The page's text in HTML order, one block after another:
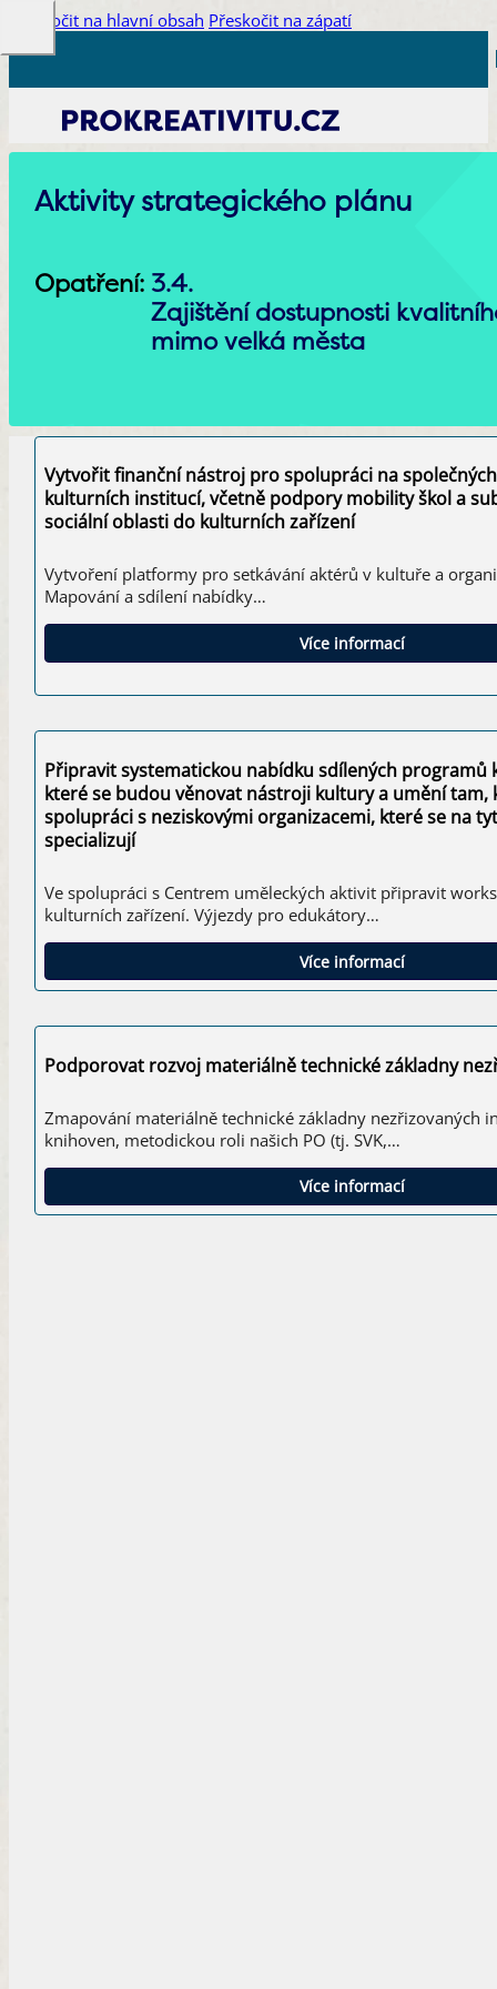
Přeskočit na hlavní obsah Přeskočit na zápatí
Aktivity strategického plánu
Opatření: 3.4.
Zajištění dostupnosti
mimo velká města
Vytvořit finanční nástroj pro spolupráci na
kulturních institucí, včetně podpory mobility škol a
sociální oblasti do kulturních zařízení
Vytvoření platformy pro setkávání aktérů v kultuře a
Mapování a sdílení nabídky…
Více informací
Připravit systematickou nabídku sdílených
které se budou věnovat nástroji kultury a umění tam,
spolupráci s neziskovými organizacemi, které se na
specializují
Ve spolupráci s Centrem uměleckých aktivit připravit
kulturních zařízení. Výjezdy pro edukátory…
Více informací
Podporovat rozvoj materiálně technické základny
Zmapování materiálně technické základny nezřizovaných
knihoven, metodickou roli našich PO (tj. SVK,…
Více informací